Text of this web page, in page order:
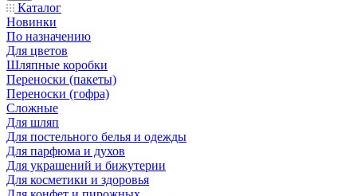
Каталог
Новинки
По назначению
Для цветов
Шляпные коробки
Переноски (пакеты)
Переноски (гофра)
Сложные
Для шляп
Для постельного белья и одежды
Для парфюма и духов
Для украшений и бижутерии
Для косметики и здоровья